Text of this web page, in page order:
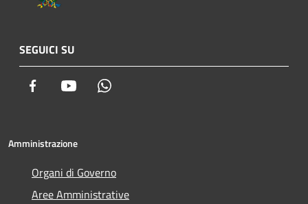
SEGUICI SU
Facebook Youtube
Amministrazione
Organi di Governo
Aree Amministrative